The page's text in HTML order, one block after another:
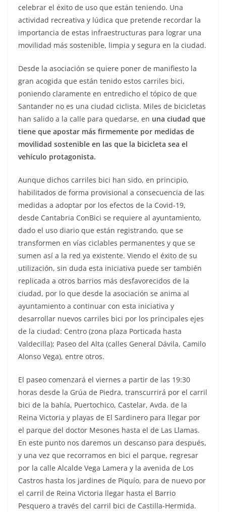
celebrar el éxito de uso que están teniendo. Una
actividad recreativa y lúdica que pretende recordar la
importancia de estas infraestructuras para lograr una
movilidad más sostenible, limpia y segura en la ciudad.
Desde la asociación se quiere poner de manifiesto la
gran acogida que están tenido estos carriles bici,
poniendo claramente en entredicho el tópico de que
Santander no es una ciudad ciclista. Miles de bicicletas
han salido a la calle para quedarse, en una ciudad que
tiene que apostar más firmemente por medidas de
movilidad sostenible en las que la bicicleta sea el
vehículo protagonista.
Aunque dichos carriles bici han sido, en principio,
habilitados de forma provisional a consecuencia de las
medidas a adoptar por los efectos de la Covid-19,
desde Cantabria ConBici se requiere al ayuntamiento,
dado el uso diario que están registrando, que se
transformen en vías ciclables permanentes y que se
sumen así a la red ya existente. Viendo el éxito de su
utilización, sin duda esta iniciativa puede ser también
replicada a otros barrios más desfavorecidos de la
ciudad, por lo que desde la asociación se anima al
ayuntamiento a continuar con esta iniciativa y
desarrollar nuevos carriles bici por los principales ejes
de la ciudad: Centro (zona plaza Porticada hasta
Valdecilla); Paseo del Alta (calles General Dávila, Camilo
Alonso Vega), entre otros.
El paseo comenzará el viernes a partir de las 19:30
horas desde la Grúa de Piedra, transcurrirá por el carril
bici de la bahía, Puertochico, Castelar, Avda. de la
Reina Victoria y playas de El Sardinero para llegar por
el parque del doctor Mesones hasta el de Las Llamas.
En este punto nos daremos un descanso para después,
y una vez que recorramos en bici el parque, regresar
por la calle Alcalde Vega Lamera y la avenida de Los
Castros hasta los jardines de Piquío, para de nuevo por
el carril de Reina Victoria llegar hasta el Barrio
Pesquero a través del carril bici de Castilla-Hermida.